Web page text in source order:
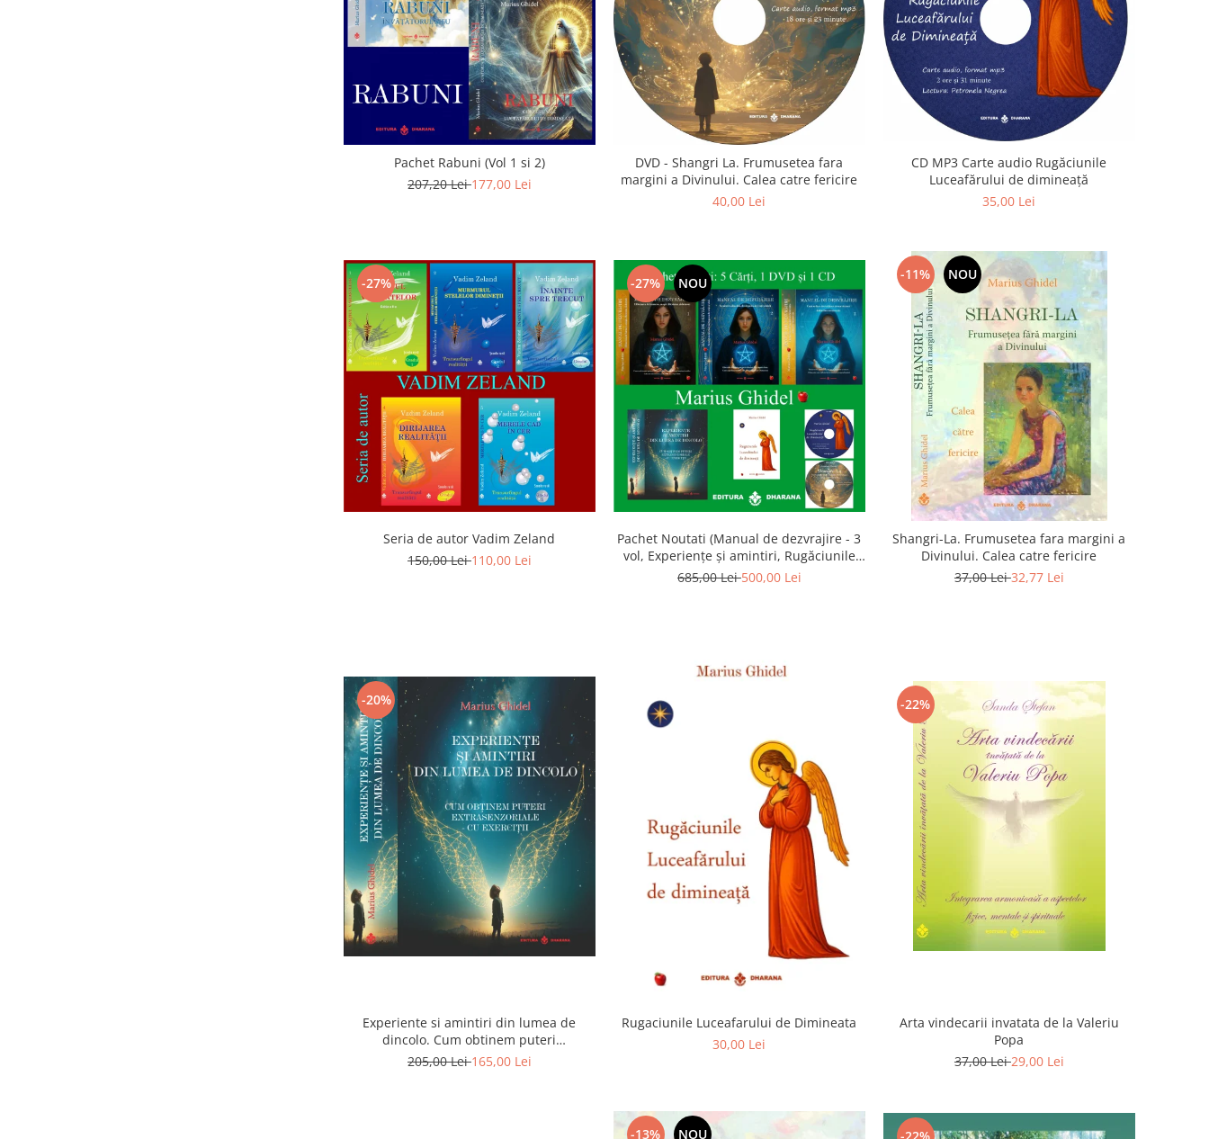
Pachet Rabuni (Vol 1 si 2)
207,20 Lei177,00 Lei
DVD - Shangri La. Frumusetea fara
margini a Divinului. Calea catre fericire
40,00 Lei
CD MP3 Carte audio Rugăciunile
Luceafărului de dimineață
35,00 Lei
-27%
Seria de autor Vadim Zeland
150,00 Lei110,00 Lei
-27% NOU
Pachet Noutati (Manual de dezvrajire - 3
vol, Experiențe și amintiri, Rugăciunile
Luceafarului de dimineata) - Marius
685,00 Lei500,00 Lei
-11% NOU
Shangri-La. Frumusetea fara margini a
Divinului. Calea catre fericire
37,00 Lei32,77 Lei
-20%
Experiente si amintiri din lumea de
dincolo. Cum obtinem puteri
extrasenzoriale - cu exercitii
205,00 Lei165,00 Lei
Rugaciunile Luceafarului de Dimineata
30,00 Lei
-22%
Arta vindecarii invatata de la Valeriu
Popa
37,00 Lei29,00 Lei
-13% NOU